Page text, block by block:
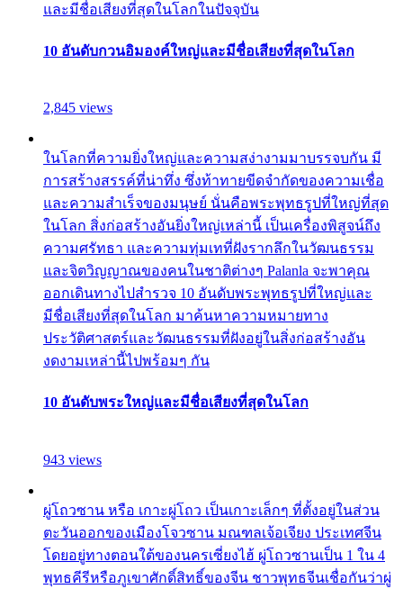
และมีชื่อเสียงที่สุดในโลกในปัจจุบัน
10 อันดับกวนอิมองค์ใหญ่และมีชื่อเสียงที่สุดในโลก
2,845 views
ในโลกที่ความยิ่งใหญ่และความสง่างามมาบรรจบกัน มี
การสร้างสรรค์ที่น่าทึ่ง ซึ่งท้าทายขีดจำกัดของความเชื่อ
และความสำเร็จของมนุษย์ นั่นคือพระพุทธรูปที่ใหญ่ที่สุด
ในโลก สิ่งก่อสร้างอันยิ่งใหญ่เหล่านี้ เป็นเครื่องพิสูจน์ถึง
ความศรัทธา และความทุ่มเทที่ฝังรากลึกในวัฒนธรรม
และจิตวิญญาณของคนในชาติต่างๆ Palanla จะพาคุณ
ออกเดินทางไปสำรวจ 10 อันดับพระพุทธรูปที่ใหญ่และ
มีชื่อเสียงที่สุดในโลก มาค้นหาความหมายทาง
ประวัติศาสตร์และวัฒนธรรมที่ฝังอยู่ในสิ่งก่อสร้างอัน
งดงามเหล่านี้ไปพร้อมๆ กัน
10 อันดับพระใหญ่และมีชื่อเสียงที่สุดในโลก
943 views
ผู่โถวซาน หรือ เกาะผู่โถว เป็นเกาะเล็กๆ ที่ตั้งอยู่ในส่วน
ตะวันออกของเมืองโจวซาน มณฑลเจ้อเจียง ประเทศจีน
โดยอยู่ทางตอนใต้ของนครเซี่ยงไฮ้ ผู่โถวซานเป็น 1 ใน 4
พุทธคีรีหรือภูเขาศักดิ์สิทธิ์ของจีน ชาวพุทธจีนเชื่อกันว่าผู่